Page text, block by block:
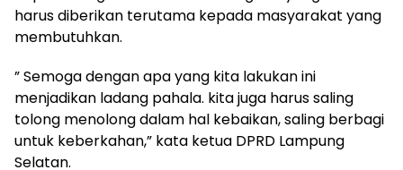
harus diberikan terutama kepada masyarakat yang
membutuhkan.
” Semoga dengan apa yang kita lakukan ini
menjadikan ladang pahala. kita juga harus saling
tolong menolong dalam hal kebaikan, saling berbagi
untuk keberkahan,” kata ketua DPRD Lampung
Selatan.